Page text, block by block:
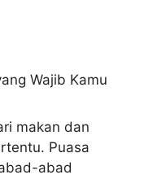
makan dan
Puasa
abad